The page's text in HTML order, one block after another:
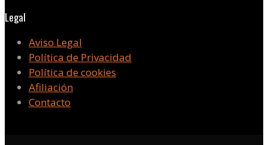
Legal
Aviso Legal
Política de Privacidad
Política de cookies
Afiliación
Contacto